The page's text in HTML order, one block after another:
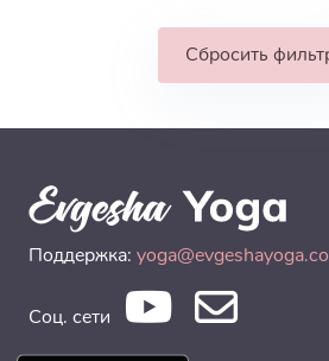
Сбросить
Поддержка:
Соц. сети